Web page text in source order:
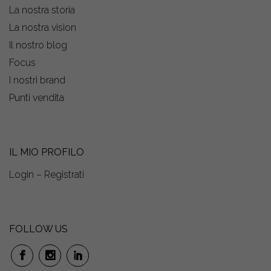
La nostra storia
La nostra vision
Il nostro blog
Focus
I nostri brand
Punti vendita
IL MIO PROFILO
Login – Registrati
FOLLOW US